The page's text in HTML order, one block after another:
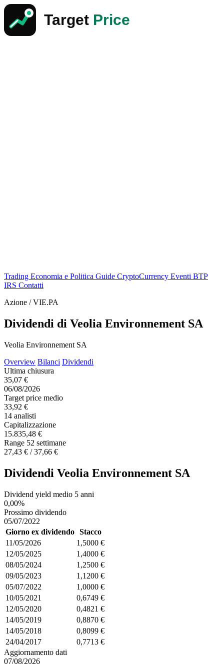
Trading Economia e Politica Guide CryptoCurrency Eventi BTP
IRS Contatti
Azione / VIE.PA
Dividendi di Veolia Environnement SA
Veolia Environnement SA
Overview Bilanci Dividendi
Ultima chiusura
35,07 €
06/08/2026
Target price medio
33,92 €
14 analisti
Capitalizzazione
15.835,48 €
Range 52 settimane
27,43 € / 37,66 €
Dividendi Veolia Environnement SA
Dividend yield medio 5 anni
0,00%
Prossimo dividendo
05/07/2022
Giorno ex dividendo Stacco
11/05/2026
1,5000 €
12/05/2025
1,4000 €
08/05/2024
1,2500 €
09/05/2023
1,1200 €
05/07/2022
1,0000 €
10/05/2021
0,6749 €
12/05/2020
0,4821 €
14/05/2019
0,8870 €
14/05/2018
0,8099 €
24/04/2017
0,7713 €
Aggiornamento dati
07/08/2026